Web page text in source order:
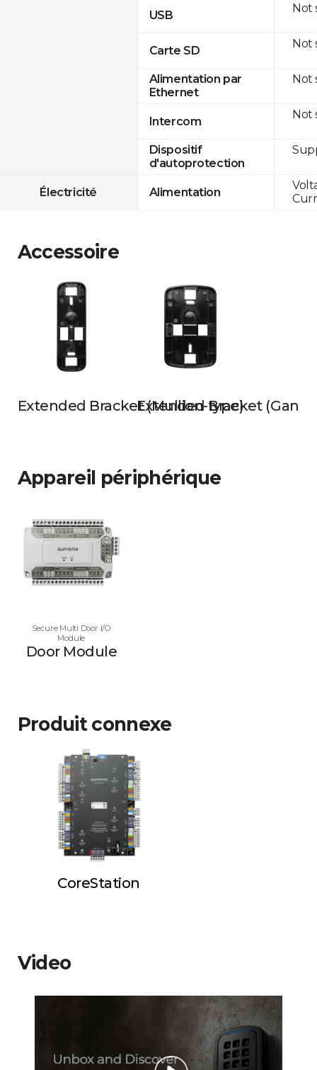
USB
Carte SD
Alimentation par
Ethernet
Intercom
Dispositif
d'autoprotection
Électricité Alimentation
Not
Not
Not
Not
Accessoire
Extended Bracket (Mullion-type)
Extended Bracket
Appareil périphérique
Secure Multi Door I/O
Module
Door Module
Produit connexe
CoreStation
Video